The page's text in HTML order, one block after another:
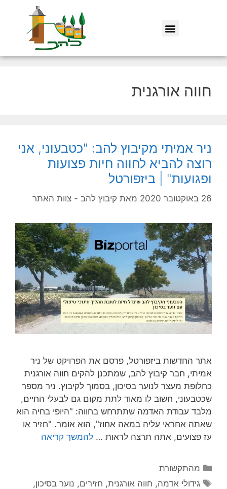
חווה אורגנית
ניר אמיתי מקיבוץ להב: "כטבעוני, אני
רוצה להביא לחווה חיות פצועות
ופגועות" | ביזפורטל
26 באוקטובר 2020 מאת קיבוץ להב - צוות האתר
אתר החדשות ביזפורטל, פרסם את הפרויקט של ניר
אמיתי, חבר קיבוץ להב, שמתכנן להקים חווה אורגנית
כחלופת מעצר לנוער בסיכון, בסמוך לקיבוץ. ניר מספר
שכטבעוני, חשוב לו מאוד לתת מקום גם לבעלי החיים,
מלבד עבודת האדמה שתתרחש בחווה: "היופי בחיה הוא
שאתה אחראי עליה במאה אחוז", הוא אומר. "חזיר או
עז פצועים, אתה תרצה לראות … להמשך קריאה
מהתקשורת
גידולי אדמה, חווה אורגנית, חזירים, נוער בסיכון,